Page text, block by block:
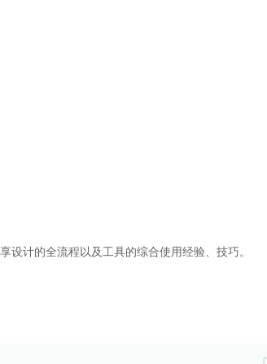
计的全流程以及工具的综合使用经验、技巧。